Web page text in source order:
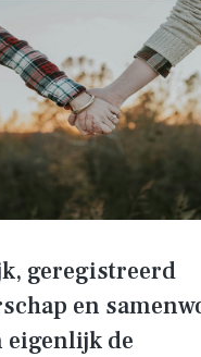
geregistreerd
en
eigenlijk de